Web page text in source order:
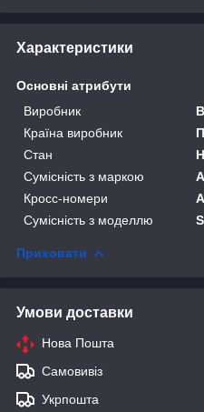
Характеристики
Основні атрибути
Виробник
Країна виробник
Стан
Сумісність з маркою
Кросс-номери
Сумісність з моделлю
Приховати
Умови доставки
Нова Пошта
Самовивіз
Укрпошта